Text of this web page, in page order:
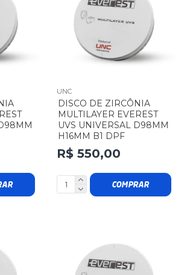
UNC
DISCO DE ZIRCÔNIA
MULTILAYER EVEREST
UVS UNIVERSAL D98MM
H16MM B1 DPF
R$ 550,00
COMPRAR